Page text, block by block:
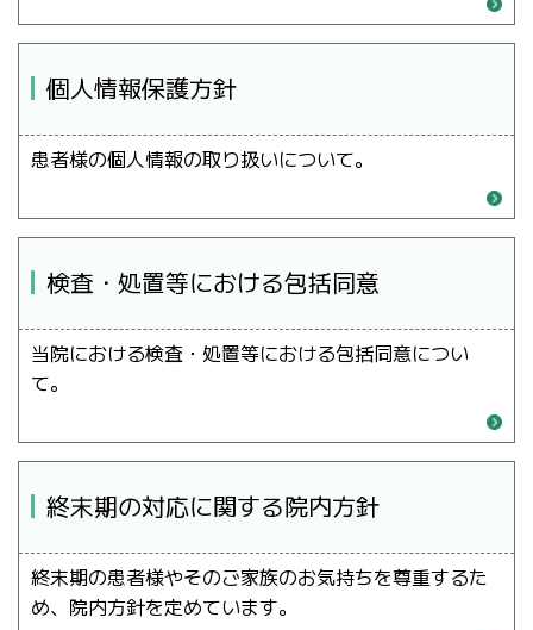
個人情報保護方針
患者様の個人情報の取り扱いについて。
検査・処置等における包括同意
当院における検査・処置等における包括同意につい
て。
終末期の対応に関する院内方針
終末期の患者様やそのご家族のお気持ちを尊重するた
め、院内方針を定めています。